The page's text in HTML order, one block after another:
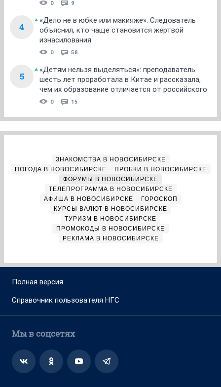
0 9
4
«Дело не в юбке или макияже». Следователь
объяснил, кто чаще становится жертвой
изнасилования
0 58
5
«Детям нельзя выделяться»: преподаватель
шесть лет проработала в Китае и рассказала,
чем их образование отличается от российского
0 15
ЗНАКОМСТВА В НОВОСИБИРСКЕ
ПОГОДА В НОВОСИБИРСКЕ
ПРОБКИ В НОВОСИБИРСКЕ
ФОРУМЫ В НОВОСИБИРСКЕ
ТЕЛЕПРОГРАММА В НОВОСИБИРСКЕ
АФИША В НОВОСИБИРСКЕ
ГОРОСКОП
КУРСЫ ВАЛЮТ В НОВОСИБИРСКЕ
ТУРИЗМ В НОВОСИБИРСКЕ
ПРОМОКОДЫ В НОВОСИБИРСКЕ
РЕКЛАМА В НОВОСИБИРСКЕ
Полная версия
Справочник пользователя НГС
Мы в соцсетях